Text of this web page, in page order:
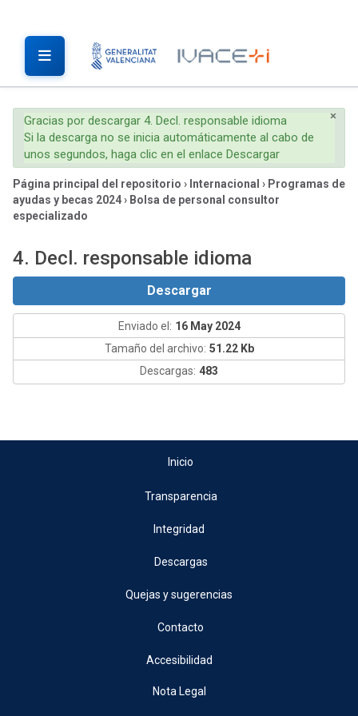
×
Gracias por descargar 4. Decl. responsable idioma
Si la descarga no se inicia automáticamente al cabo de
unos segundos, haga clic en el enlace Descargar
Página principal del repositorio › Internacional › Programas de
ayudas y becas 2024› Bolsa de personal consultor
especializado
4. Decl. responsable idioma
Descargar
Enviado el: 16 May 2024
Tamaño del archivo: 51.22 Kb
Descargas: 483
Inicio
Transparencia
Integridad
Descargas
Quejas y sugerencias
Contacto
Accesibilidad
Nota Legal